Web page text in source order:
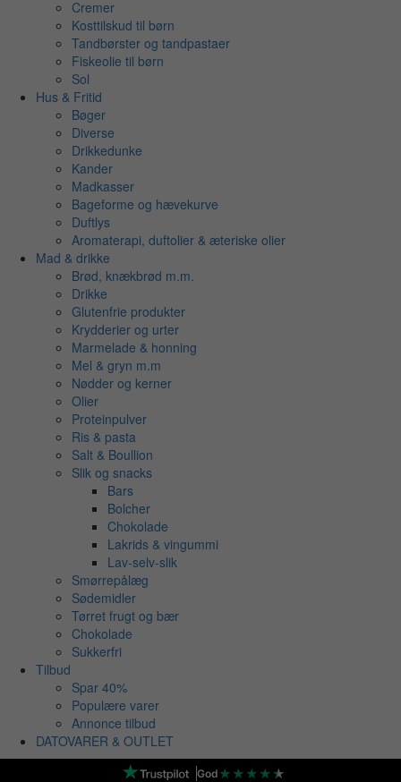
Cremer
Kosttilskud til børn
Tandbørster og tandpastaer
Fiskeolie til børn
Sol
Hus & Fritid
Bøger
Diverse
Drikkedunke
Kander
Madkasser
Bageforme og hævekurve
Duftlys
Aromaterapi, duftolier & æteriske olier
Mad & drikke
Brød, knækbrød m.m.
Drikke
Glutenfrie produkter
Krydderier og urter
Marmelade & honning
Mel & gryn m.m
Nødder og kerner
Olier
Proteinpulver
Ris & pasta
Salt & Boullion
Slik og snacks
Bars
Bolcher
Chokolade
Lakrids & vingummi
Lav-selv-slik
Smørrepålæg
Sødemidler
Tørret frugt og bær
Chokolade
Sukkerfri
Tilbud
Spar 40%
Populære varer
Annonce tilbud
DATOVARER & OUTLET
God ★ ★ ★ ★★